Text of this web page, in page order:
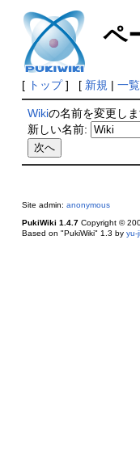
ペ
[ トップ] [ 新規 | 一覧
Wikiの名前を変更しま
新しい名前:
Site admin: anonymous
PukiWiki 1.4.7Copyright ©
Based on "PukiWiki" 1.3 by yu-ji